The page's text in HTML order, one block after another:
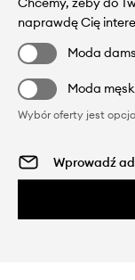
naprawdę Cię
Moda
Moda
Wybór oferty jest